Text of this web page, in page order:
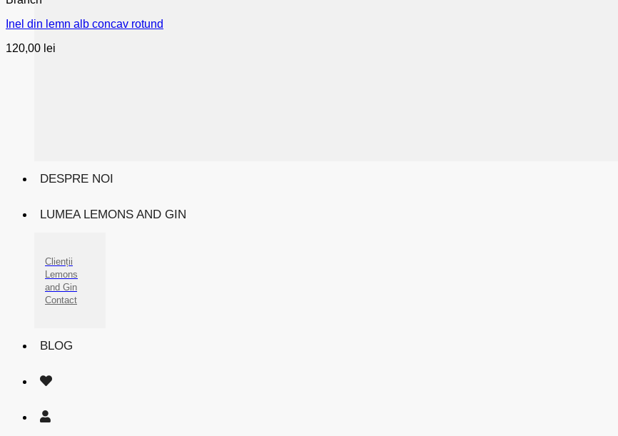
DESPRE NOI
LUMEA LEMONS AND GIN
Clienții
Lemons
and Gin
Contact
BLOG
Inel din lemn alb concav rotund
120,00 lei